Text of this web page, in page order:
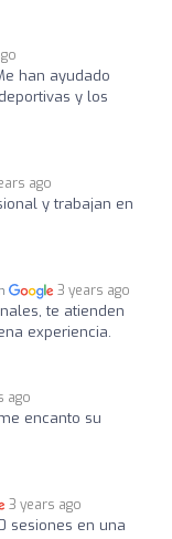
han ayudado
y los
ago
y trabajan en
3 years ago
te atienden
experiencia.
ago
encanto su
3 years ago
sesiones en una